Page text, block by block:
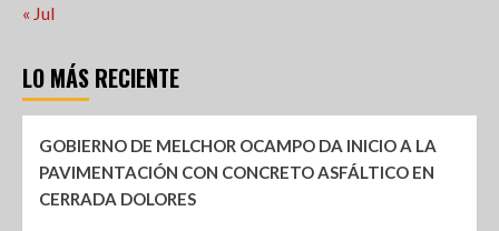
« Jul
LO MÁS RECIENTE
GOBIERNO DE MELCHOR OCAMPO DA INICIO A LA
PAVIMENTACIÓN CON CONCRETO ASFÁLTICO EN
CERRADA DOLORES